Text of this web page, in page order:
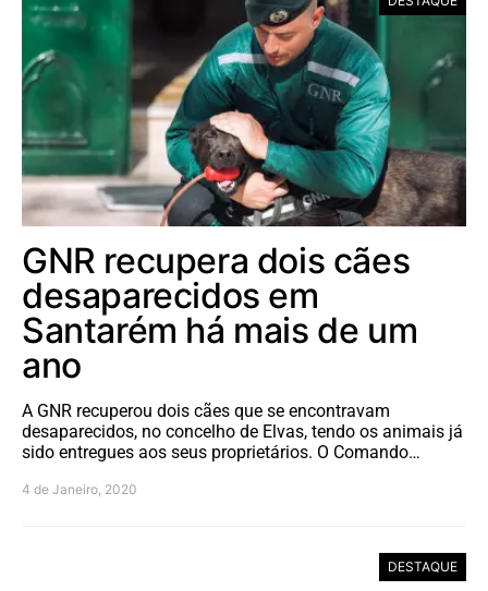
GNR recupera dois cães
desaparecidos em
Santarém há mais de um
ano
A GNR recuperou dois cães que se encontravam
desaparecidos, no concelho de Elvas, tendo os animais já
sido entregues aos seus proprietários. O Comando…
4 de Janeiro, 2020
DESTAQUE